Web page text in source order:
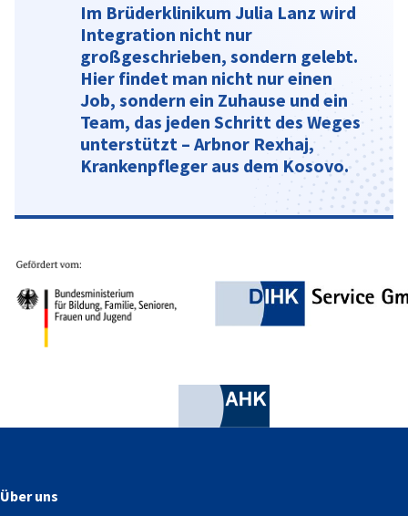
Im Brüderklinikum Julia Lanz wird
Integration nicht nur
großgeschrieben, sondern gelebt.
Hier findet man nicht nur einen
Job, sondern ein Zuhause und ein
Team, das jeden Schritt des Weges
unterstützt – Arbnor Rexhaj,
Krankenpfleger aus dem Kosovo.
Partner
Über uns